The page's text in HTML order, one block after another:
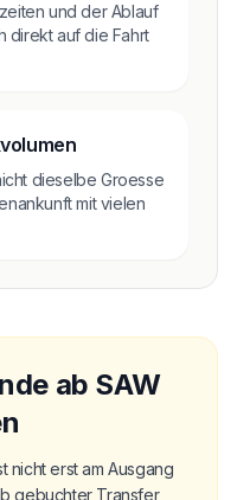
und der Ablauf
direkt auf die Fahrt
dieselbe Groesse
mit vielen
ab SAW
nicht erst am Ausgang
gebuchter Transfer